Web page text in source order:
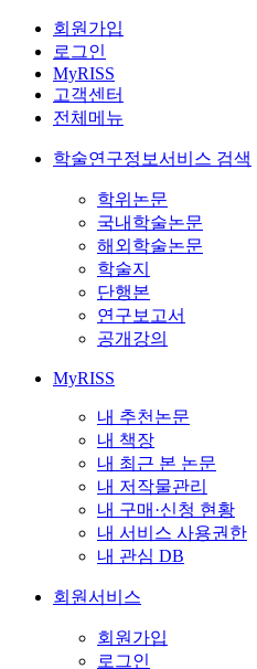
회원가입
로그인
MyRISS
고객센터
전체메뉴
학술연구정보서비스 검색
학위논문
국내학술논문
해외학술논문
학술지
단행본
연구보고서
공개강의
MyRISS
내 추천논문
내 책장
내 최근 본 논문
내 저작물관리
내 구매·신청 현황
내 서비스 사용권한
내 관심 DB
회원서비스
회원가입
로그인